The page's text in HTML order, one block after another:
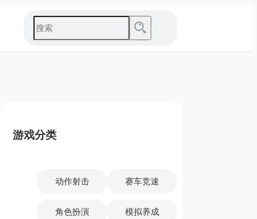
游戏分类
动作射击 赛车竞速
角色扮演 模拟养成